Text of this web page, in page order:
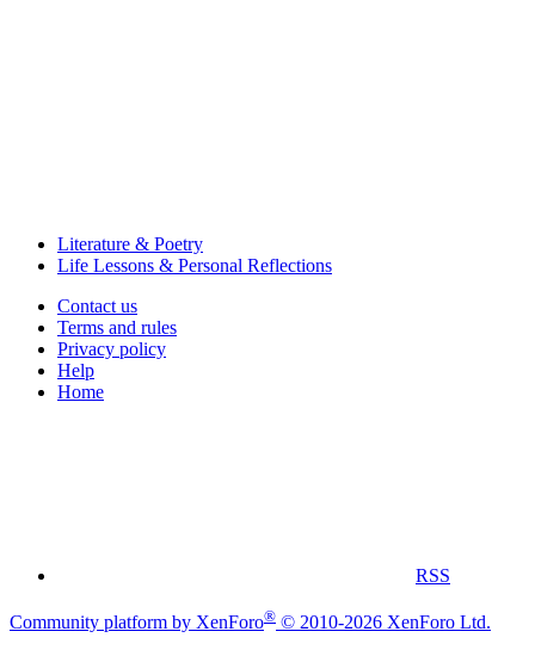
Literature & Poetry
Life Lessons & Personal Reflections
Contact us
Terms and rules
Privacy policy
Help
Home
RSS
Community platform by XenForo® © 2010-2026 XenForo Ltd.